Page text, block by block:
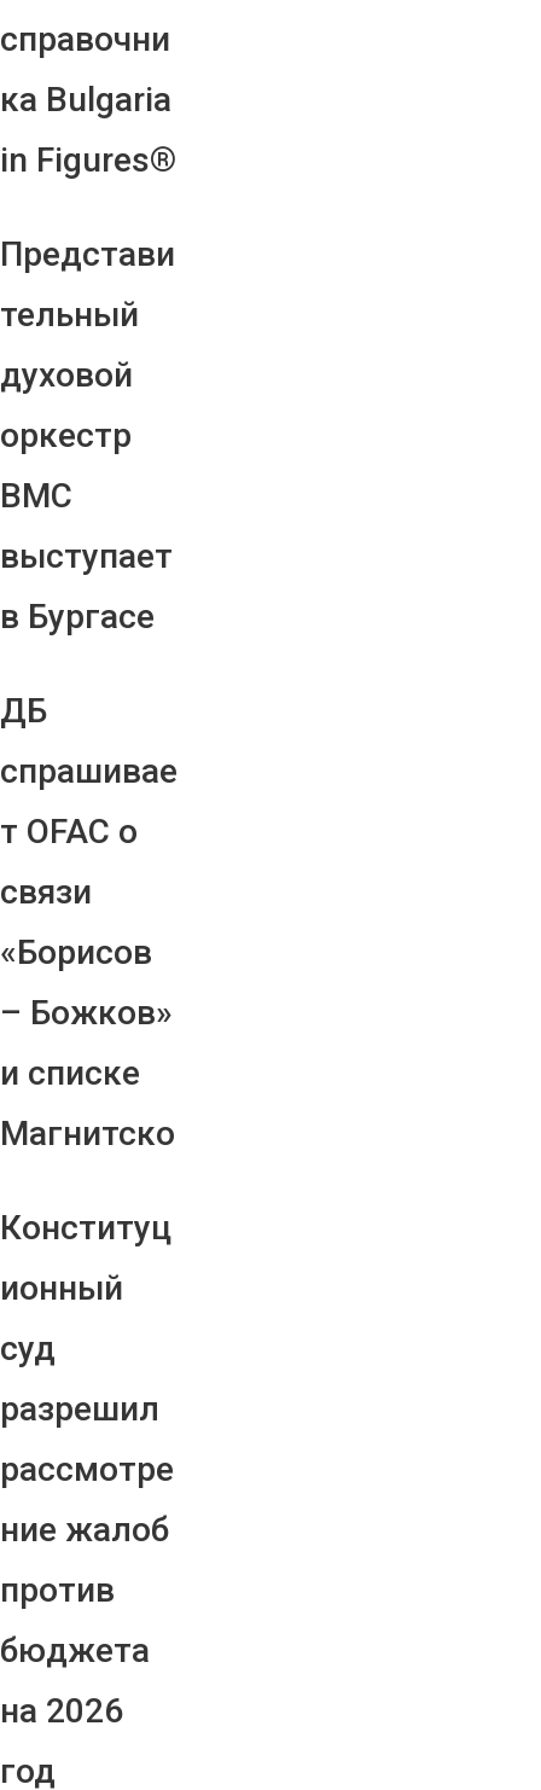
справочни
ка Bulgaria
in Figures®
Представи
тельный
духовой
оркестр
ВМС
выступает
в Бургасе
ДБ
спрашивае
т OFAC о
связи
«Борисов
– Божков»
и списке
Магнитско
Конституц
ионный
суд
разрешил
рассмотре
ние жалоб
против
бюджета
на 2026
год